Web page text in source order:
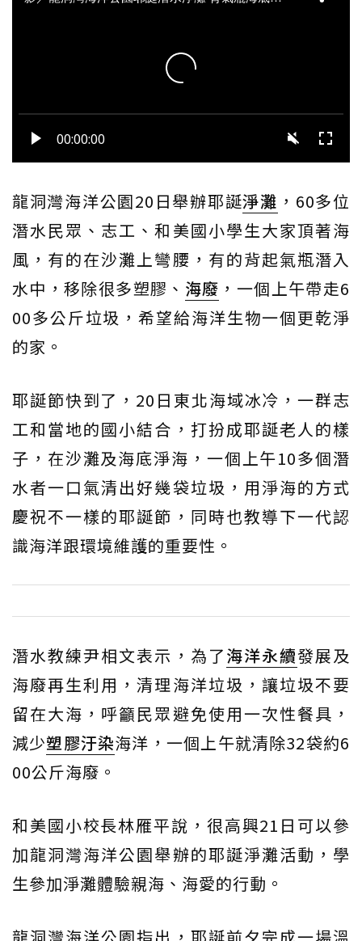
龍洞灣海洋公園20日舉辦耶誕淨灘 ，60多位
潛水民眾、志工、和美國小學生大家頂著海
風，有的在沙灘上彎腰，有的背起氣瓶潛入
水中，移除很多塑膠、 海廢 ，一個上午帶走6
00多公斤垃圾，希望給海洋生物一個更乾淨
的家。
耶誕節快到了，20日東北海域冰冷，一群志
工和當地的國小結合，打扮成耶誕老人的樣
子，在沙灘及海底淨海，一個上午10多個潛
水者一口氣清出好幾袋垃圾，用淨海的方式
慶祝不一樣的耶誕節，同時也教導下一代認
識海洋跟環境維護的重要性。
潛水教練尹相文表示，為了海洋永續發展及
海廢再生利用，清理海洋垃圾，讓垃圾不要
留在大海，呼籲民眾避免使用一次性餐具，
減少塑膠汙染海洋，一個上午就清除32袋約6
00公斤海廢。
和美國小校長林雁平說，很高興21日可以參
加龍洞灣海洋公園舉辦的耶誕淨灘活動，學
生參加淨灘體驗親海、海愛的行動。
龍洞灣海洋公園指出，耶誕前夕完成一場溫